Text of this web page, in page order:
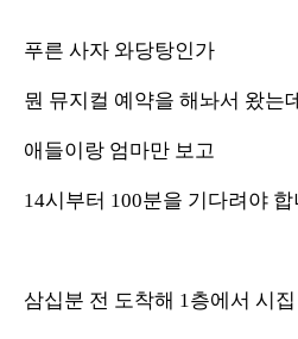
푸른 사자 와당탕인가
뭔 뮤지컬 예약을 해놔서 왔는
애들이랑 엄마만 보고
14시부터 100분을 기다려야 합
삼십분 전 도착해 1층에서 시